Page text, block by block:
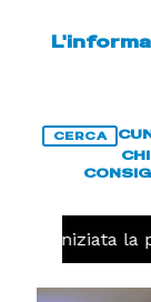
CERCA
iniziata la